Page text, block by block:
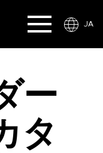
JA
ー
タ